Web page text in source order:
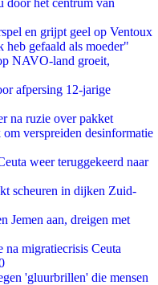
door het centrum van
en grijpt geel op Ventoux
gefaald als moeder"
NAVO-land groeit,
afpersing 12-jarige
na ruzie over pakket
verspreiden desinformatie
weer teruggekeerd naar
scheuren in dijken Zuid-
Jemen aan, dreigen met
na migratiecrisis Ceuta
'gluurbrillen' die mensen